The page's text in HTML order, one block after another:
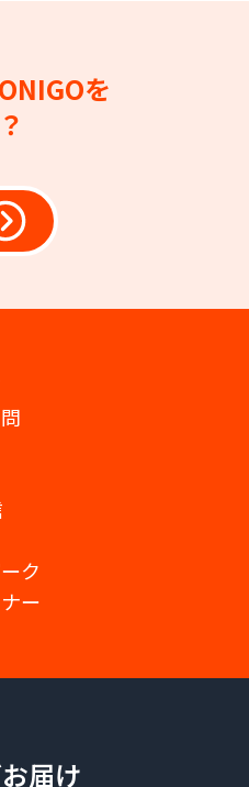
ONIGOを
ク
ー
届け